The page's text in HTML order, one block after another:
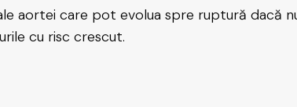
aortei care pot evolua spre ruptură dacă
cu risc crescut.